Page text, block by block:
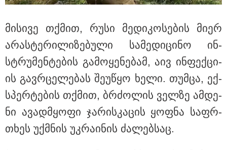
მი­სი­ვე თქმით, რუსი მე­დი­კო­სე­ბის მიერ
არას­ტე­რი­ლი­ზე­ბუ­ლი სა­მე­დი­ცი­ნო ინ­
სტრუ­მენ­ტე­ბის გა­მო­ყე­ნე­ბამ, აივ ინ­ფექ­ცი­
ის გავ­რცე­ლე­ბას შე­უ­წყო ხელი. თუმ­ცა, ექ­
სპერ­ტე­ბის თქმით, ბრძო­ლის ველ­ზე ამ­დე­
ნი ავად­მყო­ფი ჯა­რის­კა­ცის ყოფ­ნა საფრ­
თხეს უქ­მნის უკ­რა­ი­ნის ძა­ლებ­საც.